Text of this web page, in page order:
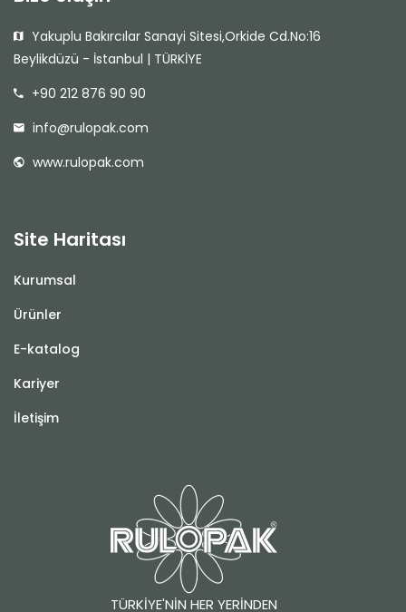
Yakuplu Bakırcılar Sanayi Sitesi,Orkide Cd.No:16
Beylikdüzü - İstanbul | TÜRKİYE
+90 212 876 90 90
info@rulopak.com
www.rulopak.com
Site Haritası
Kurumsal
Ürünler
E-katalog
Kariyer
İletişim
TÜRKİYE'NİN HER YERİNDEN